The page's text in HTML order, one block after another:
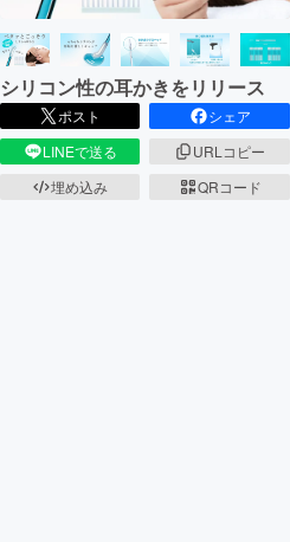
ビジネス・起業
まちづくり・地域活性化
CAMPFIRE for Social Good
シリコン性の耳かきをリリース
ポスト
シェア
LINEで送る
URLコピー
埋め込み
QRコード